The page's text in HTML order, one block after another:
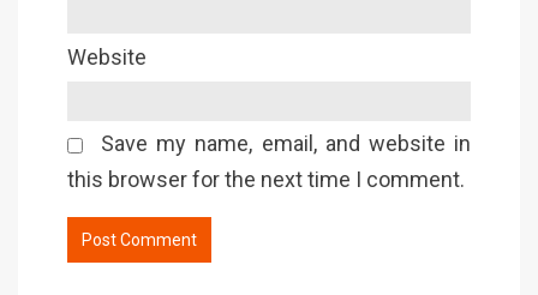
Website
Save my name, email, and website in
this browser for the next time I comment.